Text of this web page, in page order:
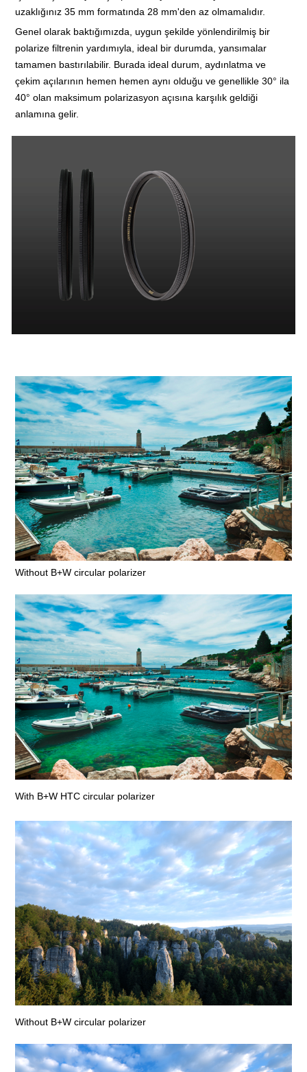
uzaklığınız 35 mm formatında 28 mm'den az olmamalıdır.
Genel olarak baktığımızda, uygun şekilde yönlendirilmiş bir
polarize filtrenin yardımıyla, ideal bir durumda, yansımalar
tamamen bastırılabilir. Burada ideal durum, aydınlatma ve
çekim açılarının hemen hemen aynı olduğu ve genellikle 30° ila
40° olan maksimum polarizasyon açısına karşılık geldiği
anlamına gelir.
Without B+W circular polarizer
With B+W HTC circular polarizer
Without B+W circular polarizer